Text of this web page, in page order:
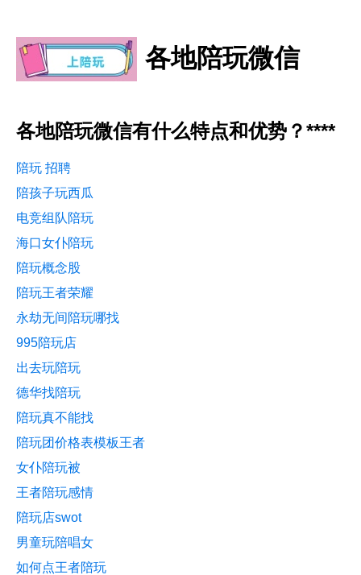
各地陪玩微信
各地陪玩微信有什么特点和优势？****
陪玩 招聘
陪孩子玩西瓜
电竞组队陪玩
海口女仆陪玩
陪玩概念股
陪玩王者荣耀
永劫无间陪玩哪找
995陪玩店
出去玩陪玩
德华找陪玩
陪玩真不能找
陪玩团价格表模板王者
女仆陪玩被
王者陪玩感情
陪玩店swot
男童玩陪唱女
如何点王者陪玩